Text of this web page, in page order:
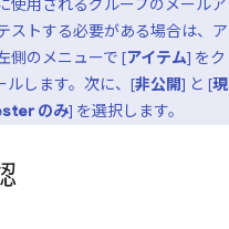
使用されるグループのメールア
ストする必要がある場合は、ア
側のメニューで [アイテム] をク
ルします。次に、[非公開] と [現
のみ] を選択します。